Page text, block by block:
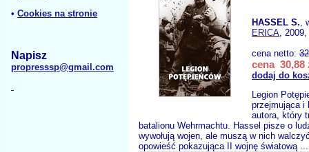
• Cookies na stronie
Napisz
propresssp@gmail.com
HASSEL S.,
ERICA,
cena netto:
cena 30,88
dodaj do
Legion
przejmująca i
autora, który
batalionu Wehrmachtu. Hassel pisze o
wywołują wojen, ale muszą w nich
opowieść pokazująca II wojnę światową